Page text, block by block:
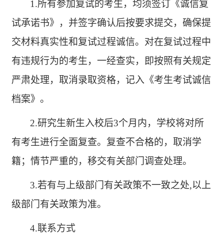
1.所有参加复试的考生，均须签订《诚信复
试承诺书》，并签字确认后按要求提交，确保提
交材料真实性和复试过程诚信。对在复试过程中
有违规行为的考生，一经查实，即按照有关规定
严肃处理，取消录取资格，记入《考生考试诚信
档案》。
2.研究生新生入校后3个月内，学校将对所
有考生进行全面复查。复查不合格的，取消学
籍；情节严重的，移交有关部门调查处理。
3.若有与上级部门有关政策不一致之处,以上
级部门有关政策为准。
4.联系方式